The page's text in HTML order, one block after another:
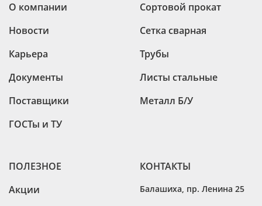
О компании
Новости
Карьера
Документы
Поставщики
ГОСТы и ТУ
Сортовой прокат
Сетка сварная
Трубы
Листы стальные
Металл Б/У
ПОЛЕЗНОЕ
Акции
КОНТАКТЫ
Балашиха, пр. Ленина 25